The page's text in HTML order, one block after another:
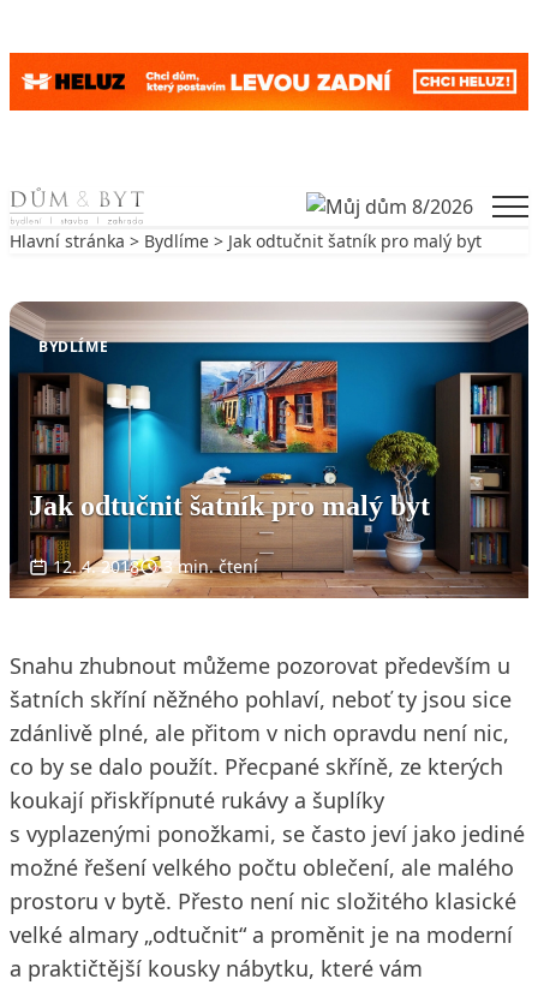
Skip to content
Hlavní stránka > Bydlíme > Jak odtučnit šatník pro malý byt
BYDLÍME
Jak odtučnit šatník pro malý byt
12. 4. 2018 3 min. čtení
Snahu zhubnout můžeme pozorovat především u
šatních skříní něžného pohlaví, neboť ty jsou sice
zdánlivě plné, ale přitom v nich opravdu není nic,
co by se dalo použít. Přecpané skříně, ze kterých
koukají přiskřípnuté rukávy a šuplíky
s vyplazenými ponožkami, se často jeví jako jediné
možné řešení velkého počtu oblečení, ale malého
prostoru v bytě. Přesto není nic složitého klasické
velké almary „odtučnit“ a proměnit je na moderní
a praktičtější kousky nábytku, které vám